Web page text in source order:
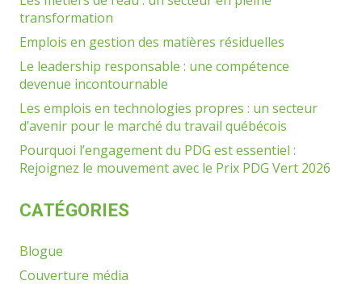
transformation
Emplois en gestion des matières résiduelles
Le leadership responsable : une compétence
devenue incontournable
Les emplois en technologies propres : un secteur
d’avenir pour le marché du travail québécois
Pourquoi l’engagement du PDG est essentiel :
Rejoignez le mouvement avec le Prix PDG Vert 2026
CATÉGORIES
Blogue
Couverture média